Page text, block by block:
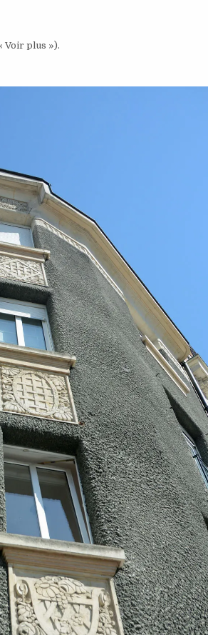
Voir plus »).